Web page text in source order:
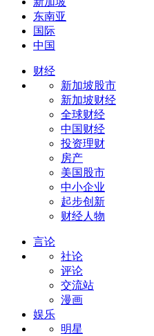
东南亚
国际
中国
财经
新加坡股市
新加坡财经
全球财经
中国财经
投资理财
房产
美国股市
中小企业
起步创新
财经人物
言论
社论
评论
交流站
漫画
娱乐
明星